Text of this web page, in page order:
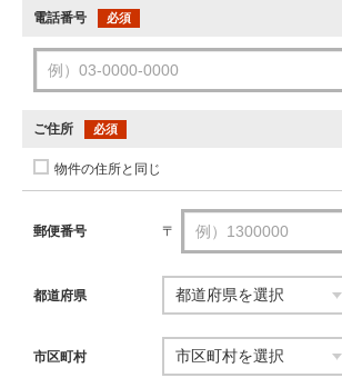
電話番号 必須
ご住所 必須
物件の住所と同じ
郵便番号 〒
都道府県
市区町村